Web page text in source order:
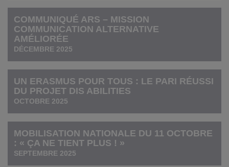
COMMUNIQUÉ ARS – MISSION
COMMUNICATION ALTERNATIVE
AMÉLIORÉE
DÉCEMBRE 2025
UN ERASMUS POUR TOUS : LE PARI RÉUSSI
DU PROJET DIS ABILITIES
OCTOBRE 2025
MOBILISATION NATIONALE DU 11 OCTOBRE
: « ÇA NE TIENT PLUS ! »
SEPTEMBRE 2025